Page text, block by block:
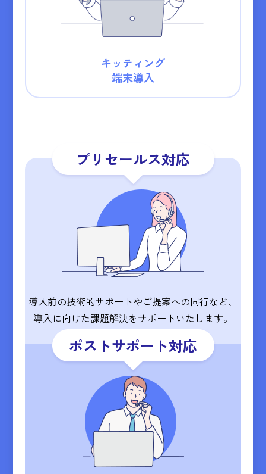
キッティング
端末導入
プリセールス対応
導入前の技術的サポートやご提案への同行など、
導入に向けた課題解決をサポートいたします。
ポストサポート対応